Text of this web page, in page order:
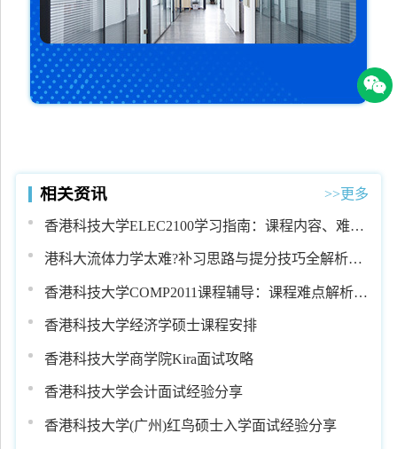
相关资讯 >>更多
香港科技大学ELEC2100学习指南：课程内容、难点
港科大流体力学太难?补习思路与提分技巧全解析
香港科技大学COMP2011课程辅导：课程难点解析与
香港科技大学经济学硕士课程安排
香港科技大学商学院Kira面试攻略
香港科技大学会计面试经验分享
香港科技大学(广州)红鸟硕士入学面试经验分享